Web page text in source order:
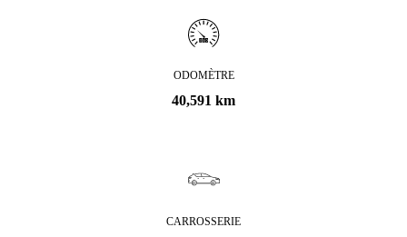
ODOMÈTRE
40,591 km
CARROSSERIE